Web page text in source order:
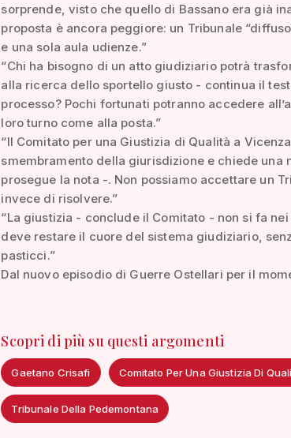
sorprende, visto che quello di Bassano era già
proposta è ancora peggiore: un Tribunale
e una sola aula udienze.”
“Chi ha bisogno di un atto giudiziario potrà
alla ricerca dello sportello giusto - continua il
processo? Pochi fortunati potranno accedere
loro turno come alla posta.”
“Il Comitato per una Giustizia di Qualità a
smembramento della giurisdizione e chiede una
prosegue la nota -. Non possiamo accettare un
invece di risolvere.”
“La giustizia - conclude il Comitato - non si fa
deve restare il cuore del sistema giudiziario,
pasticci.”
Dal nuovo episodio di Guerre Ostellari per il
Scopri di più su questi argomenti
Gaetano Crisafi Comitato Per Una Giustizia Di
Tribunale Della Pedemontana